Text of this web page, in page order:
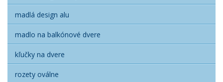
madlá design alu
madlo na balkónové dvere
kľučky na dvere
rozety oválne